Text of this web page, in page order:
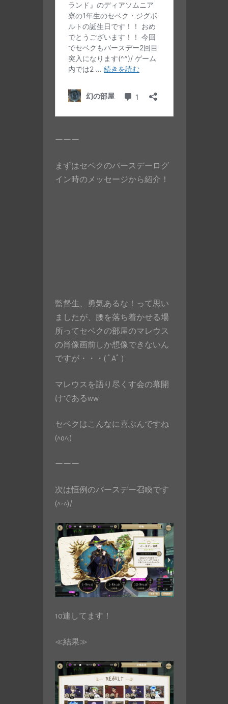
ーーー
まずはセベクのバースデーログ
イン時のメッセージから紹介！
監督生、勇気あるな！って思い
ましたが、腰を落ち着かせる場
所ってセベクの部屋のマレウス
の肖像画前しか想像できないん
ですが・・・( ﾟAﾟ )
マレウスを語り尽くす会の幕開
けであるww
セベクはこんなに喜ぶんですね
(^o^;)
ーーー
次は恒例のバースデー召喚です
(^-^)/
10連してます！
≪結果≫